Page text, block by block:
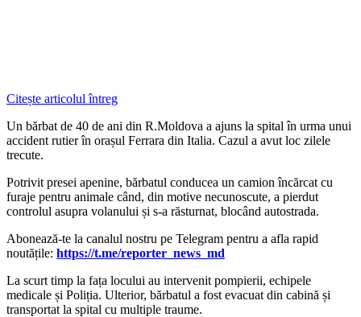
Citește articolul întreg
Un bărbat de 40 de ani din R.Moldova a ajuns la spital în urma unui
accident rutier în orașul Ferrara din Italia. Cazul a avut loc zilele
trecute.
Potrivit presei apenine, bărbatul conducea un camion încărcat cu
furaje pentru animale când, din motive necunoscute, a pierdut
controlul asupra volanului și s-a răsturnat, blocând autostrada.
‍Abonează-te la canalul nostru pe Telegram pentru a afla rapid
noutățile: https://t.me/reporter_news_md
La scurt timp la fața locului au intervenit pompierii, echipele
medicale și Poliția. Ulterior, bărbatul a fost evacuat din cabină și
transportat la spital cu multiple traume.